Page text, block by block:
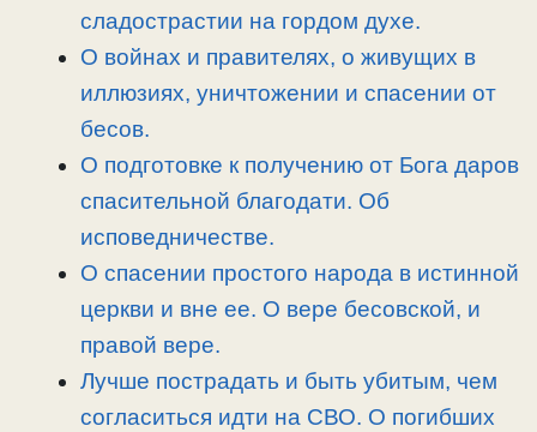
ь
сладострастии на гордом духе.
О войнах и правителях, о живущих в
иллюзиях, уничтожении и спасении от
бесов.
О подготовке к получению от Бога даров
спасительной благодати. Об
исповедничестве.
О спасении простого народа в истинной
церкви и вне ее. О вере бесовской, и
правой вере.
Лучше пострадать и быть убитым, чем
согласиться идти на СВО. О погибших